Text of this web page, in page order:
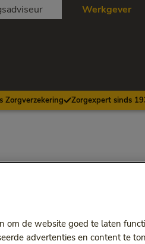
Werkgever
Zorgverzekering Zorgexpert sinds
om de website goed te laten
advertenties en content te